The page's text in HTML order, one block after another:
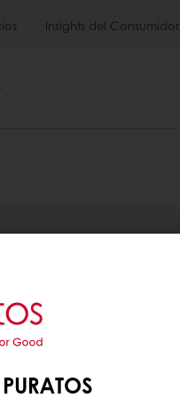
Insights del Consumidor